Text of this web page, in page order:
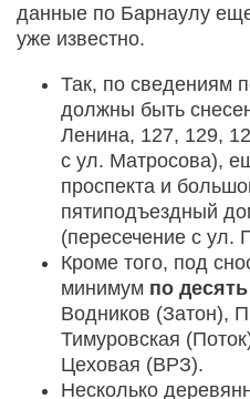
данные по Барнаулу
уже известно.
Так, по сведениям
должны быть
Ленина, 127, 129,
с ул. Матросова),
проспекта и
пятиподъездный
(пересечение с ул.
Кроме того, под
минимум по
Водников (Затон),
Тимуровская
Цеховая (ВРЗ).
Несколько